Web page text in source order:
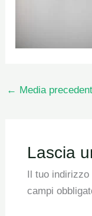
← Media
Lascia
Il tuo
campi